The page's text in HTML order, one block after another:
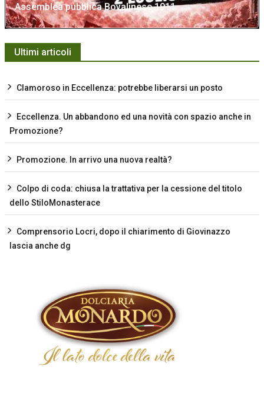
Assemblea pubblica Bovalinese 1911
Ultimi articoli
Clamoroso in Eccellenza: potrebbe liberarsi un posto
Eccellenza. Un abbandono ed una novità con spazio anche in
Promozione?
Promozione. In arrivo una nuova realtà?
Colpo di coda: chiusa la trattativa per la cessione del titolo
dello StiloMonasterace
Comprensorio Locri, dopo il chiarimento di Giovinazzo
lascia anche dg